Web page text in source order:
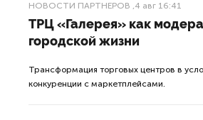
НОВОСТИ ПАРТНЕРОВ ,4 авг 16:41
ТРЦ «Галерея» как
городской жизни
Трансформация торговых центров в
конкуренции с маркетплейсами.